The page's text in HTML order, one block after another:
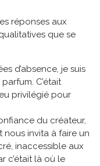
réponses aux
que se
d’absence, je suis
C’était
privilégié pour
du créateur,
invita à faire un
inaccessible aux
c’était là où le